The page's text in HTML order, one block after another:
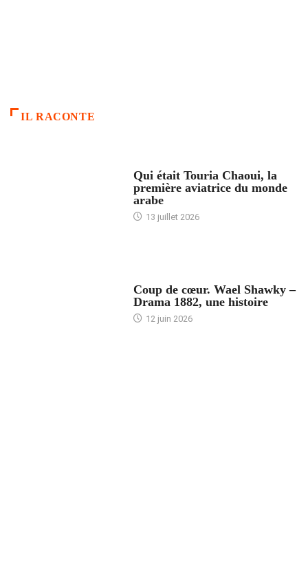
IL RACONTE
Qui était Touria Chaoui, la
première aviatrice du monde
arabe
13 juillet 2026
Coup de cœur. Wael Shawky –
Drama 1882, une histoire
12 juin 2026